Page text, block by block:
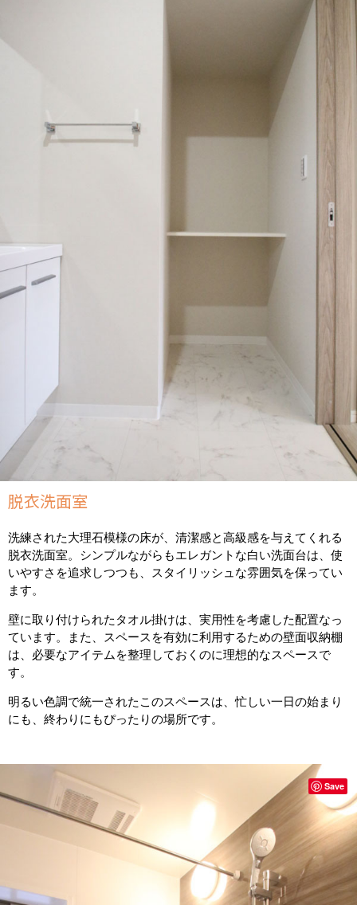
脱衣洗面室
洗練された大理石模様の床が、清潔感と高級感を与えてくれる
脱衣洗面室。シンプルながらもエレガントな白い洗面台は、使
いやすさを追求しつつも、スタイリッシュな雰囲気を保ってい
ます。
壁に取り付けられたタオル掛けは、実用性を考慮した配置なっ
ています。また、スペースを有効に利用するための壁面収納棚
は、必要なアイテムを整理しておくのに理想的なスペースで
す。
明るい色調で統一されたこのスペースは、忙しい一日の始まり
にも、終わりにもぴったりの場所です。
Save